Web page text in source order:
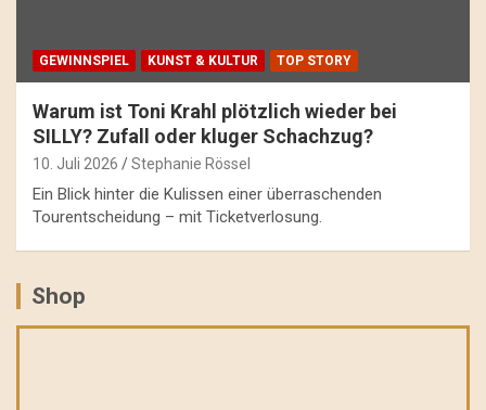
GEWINNSPIEL KUNST & KULTUR TOP STORY
Warum ist Toni Krahl plötzlich wieder bei
SILLY? Zufall oder kluger Schachzug?
10. Juli 2026 Stephanie Rössel
Ein Blick hinter die Kulissen einer überraschenden
Tourentscheidung – mit Ticketverlosung.
Shop